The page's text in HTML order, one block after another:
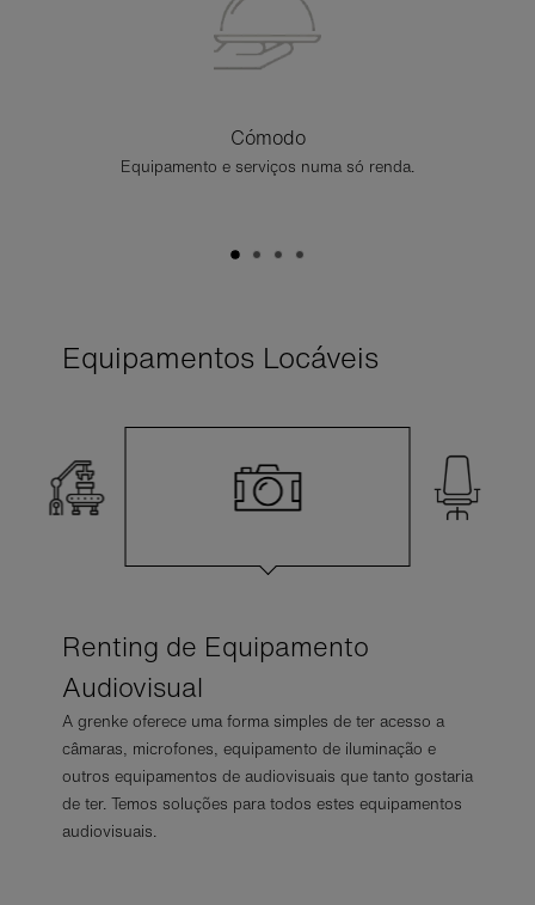
Cómodo
Equipamento e serviços numa só renda.
Equipamentos Locáveis
Renting de Equipamento
Audiovisual
A grenke oferece uma forma simples de ter acesso a
câmaras, microfones, equipamento de iluminação e
outros equipamentos de audiovisuais que tanto gostaria
de ter. Temos soluções para todos estes equipamentos
audiovisuais.
Saiba mais sobre o